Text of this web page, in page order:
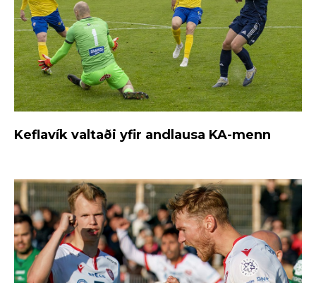
Keflavík valtaði yfir andlausa KA-menn